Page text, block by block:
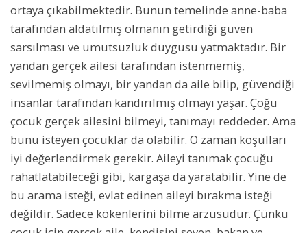
ortaya çıkabilmektedir. Bunun temelinde anne-baba
tarafından aldatılmış olmanın getirdiği güven
sarsılması ve umutsuzluk duygusu yatmaktadır. Bir
yandan gerçek ailesi tarafından istenmemiş,
sevilmemiş olmayı, bir yandan da aile bilip, güvendiği
insanlar tarafından kandırılmış olmayı yaşar. Çoğu
çocuk gerçek ailesini bilmeyi, tanımayı reddeder. Ama
bunu isteyen çocuklar da olabilir. O zaman koşulları
iyi değerlendirmek gerekir. Aileyi tanımak çocuğu
rahatlatabileceği gibi, kargaşa da yaratabilir. Yine de
bu arama isteği, evlat edinen aileyi bırakma isteği
değildir. Sadece kökenlerini bilme arzusudur. Çünkü